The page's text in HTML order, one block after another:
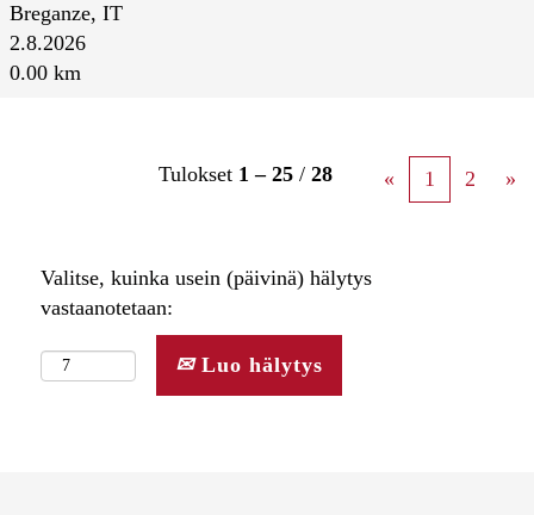
Breganze, IT
2.8.2026
0.00 km
Tulokset 1 – 25 / 28 « 1 2 »
Valitse, kuinka usein (päivinä) hälytys
vastaanotetaan:
Luo hälytys